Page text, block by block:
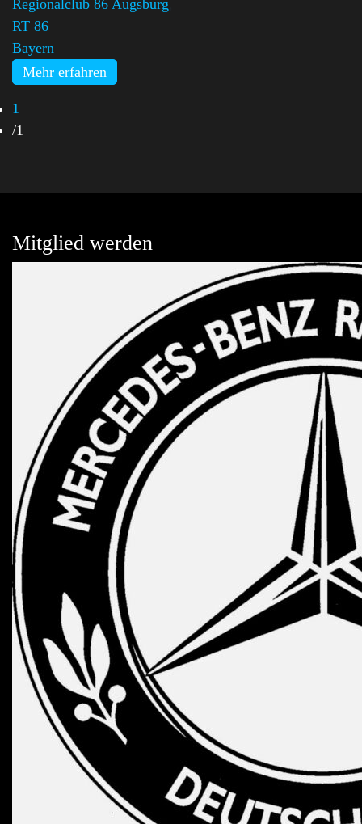
Regionalclub 86 Augsburg
RT 86
Bayern
Mehr erfahren
1
/1
Mitglied werden